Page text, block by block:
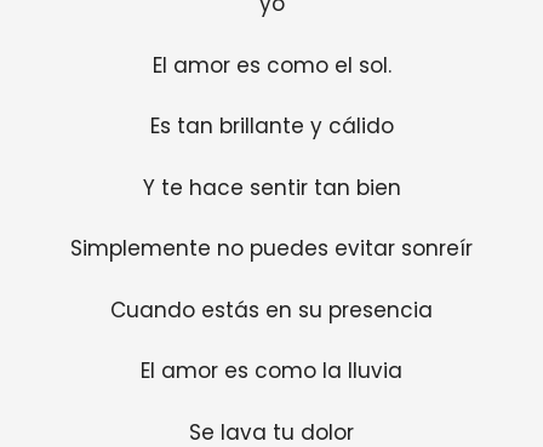
El amor es como el sol.
Es tan brillante y cálido
Y te hace sentir tan bien
Simplemente no puedes evitar sonreír
Cuando estás en su presencia
El amor es como la lluvia
Se lava tu dolor